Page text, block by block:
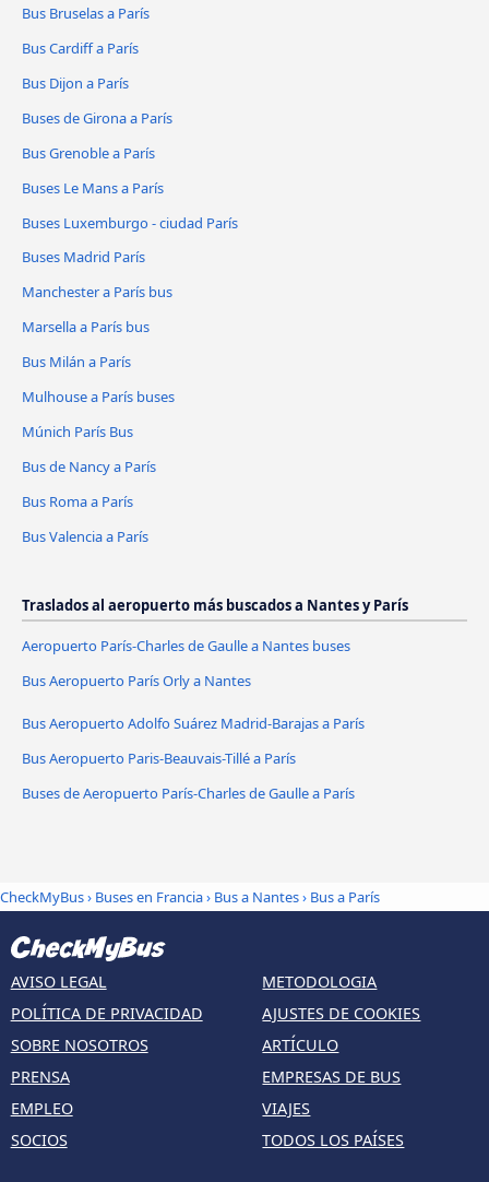
Bus Bruselas a París
Bus Cardiff a París
Bus Dijon a París
Buses de Girona a París
Bus Grenoble a París
Buses Le Mans a París
Buses Luxemburgo - ciudad París
Buses Madrid París
Manchester a París bus
Marsella a París bus
Bus Milán a París
Mulhouse a París buses
Múnich París Bus
Bus de Nancy a París
Bus Roma a París
Bus Valencia a París
Traslados al aeropuerto más buscados a Nantes y París
Aeropuerto París-Charles de Gaulle a Nantes buses
Bus Aeropuerto París Orly a Nantes
Bus Aeropuerto Adolfo Suárez Madrid-Barajas a París
Bus Aeropuerto Paris-Beauvais-Tillé a París
Buses de Aeropuerto París-Charles de Gaulle a París
CheckMyBus› Buses en Francia› Bus a Nantes› Bus a París
AVISO LEGAL
POLÍTICA DE PRIVACIDAD
SOBRE NOSOTROS
PRENSA
EMPLEO
SOCIOS
METODOLOGIA
AJUSTES DE COOKIES
ARTÍCULO
EMPRESAS DE BUS
VIAJES
TODOS LOS PAÍSES